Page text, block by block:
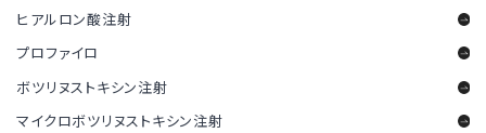
ヒアルロン酸注射
プロファイロ
ボツリヌストキシン注射
マイクロボツリヌストキシン注射